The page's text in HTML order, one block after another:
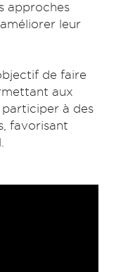
approches
leur
de faire
aux
à des
favorisant